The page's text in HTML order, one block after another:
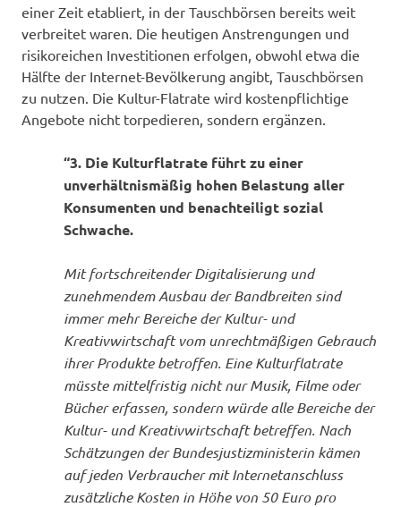
einer Zeit etabliert, in der Tauschbörsen bereits weit
verbreitet waren. Die heutigen Anstrengungen und
risikoreichen Investitionen erfolgen, obwohl etwa die
Hälfte der Internet-Bevölkerung angibt, Tauschbörsen
zu nutzen. Die Kultur-Flatrate wird kostenpflichtige
Angebote nicht torpedieren, sondern ergänzen.
“3. Die Kulturflatrate führt zu einer
unverhältnismäßig hohen Belastung aller
Konsumenten und benachteiligt sozial
Schwache.
Mit fortschreitender Digitalisierung und
zunehmendem Ausbau der Bandbreiten sind
immer mehr Bereiche der Kultur- und
Kreativwirtschaft vom unrechtmäßigen Gebrauch
ihrer Produkte betroffen. Eine Kulturflatrate
müsste mittelfristig nicht nur Musik, Filme oder
Bücher erfassen, sondern würde alle Bereiche der
Kultur- und Kreativwirtschaft betreffen. Nach
Schätzungen der Bundesjustizministerin kämen
auf jeden Verbraucher mit Internetanschluss
zusätzliche Kosten in Höhe von 50 Euro pro